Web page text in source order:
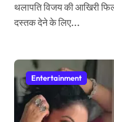
थलापति विजय की आखिरी फिल्म जन नायन आखिरकार अब सिनेमाघरों में
दस्तक देने के लिए...
Entertainment